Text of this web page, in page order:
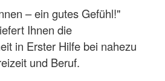
– ein gutes Gefühl!"
Ihnen die
in Erster Hilfe bei nahezu
und Beruf.